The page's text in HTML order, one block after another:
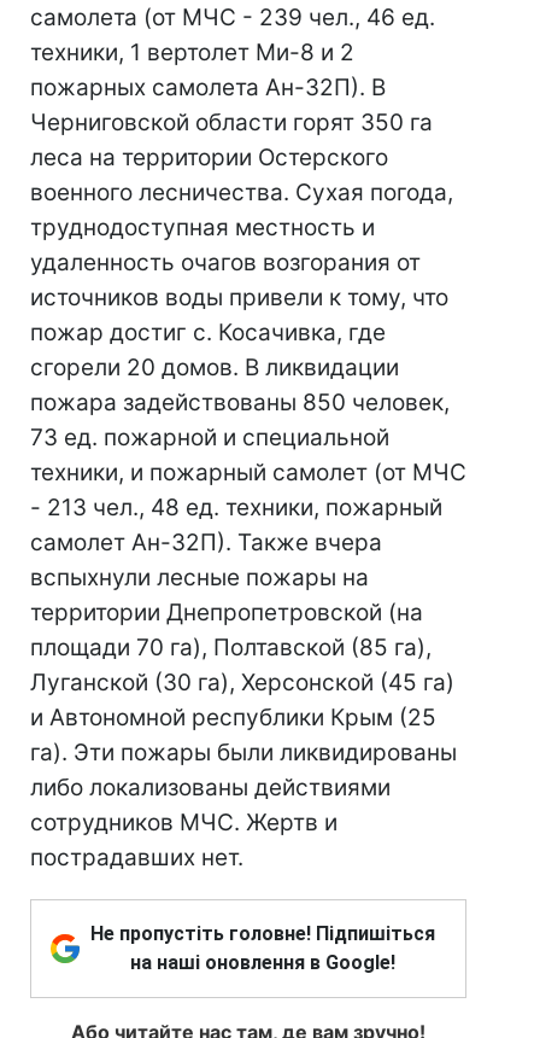
самолета (от МЧС - 239 чел., 46 ед.
техники, 1 вертолет Ми-8 и 2
пожарных самолета Ан-32П). В
Черниговской области горят 350 га
леса на территории Остерского
военного лесничества. Сухая погода,
труднодоступная местность и
удаленность очагов возгорания от
источников воды привели к тому, что
пожар достиг с. Косачивка, где
сгорели 20 домов. В ликвидации
пожара задействованы 850 человек,
73 ед. пожарной и специальной
техники, и пожарный самолет (от МЧС
- 213 чел., 48 ед. техники, пожарный
самолет Ан-32П). Также вчера
вспыхнули лесные пожары на
территории Днепропетровской (на
площади 70 га), Полтавской (85 га),
Луганской (30 га), Херсонской (45 га)
и Автономной республики Крым (25
га). Эти пожары были ликвидированы
либо локализованы действиями
сотрудников МЧС. Жертв и
пострадавших нет.
Не пропустіть головне! Підпишіться
на наші оновлення в Google!
Або читайте нас там, де вам зручно!